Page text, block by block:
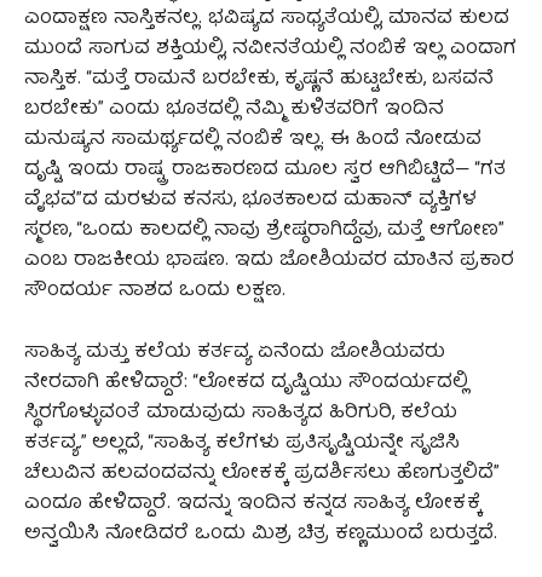
ಎಂದಾಕ್ಷಣ ನಾಸ್ತಿಕನಲ್ಲ. ಭವಿಷ್ಯದ ಸಾಧ್ಯತೆಯಲ್ಲಿ, ಮಾನವ ಕುಲದ
ಮುಂದೆ ಸಾಗುವ ಶಕ್ತಿಯಲ್ಲಿ, ನವೀನತೆಯಲ್ಲಿ ನಂಬಿಕೆ ಇಲ್ಲ ಎಂದಾಗ
ನಾಸ್ತಿಕ. “ಮತ್ತೆ ರಾಮನೆ ಬರಬೇಕು, ಕೃಷ್ಣನೆ ಹುಟ್ಟಬೇಕು, ಬಸವನೆ
ಬರಬೇಕು” ಎಂದು ಭೂತದಲ್ಲಿ ನೆಮ್ಮಿ ಕುಳಿತವರಿಗೆ ಇಂದಿನ
ಮನುಷ್ಯನ ಸಾಮರ್ಥ್ಯದಲ್ಲಿ ನಂಬಿಕೆ ಇಲ್ಲ. ಈ ಹಿಂದೆ ನೋಡುವ
ದೃಷ್ಟಿ ಇಂದು ರಾಷ್ಟ್ರ ರಾಜಕಾರಣದ ಮೂಲ ಸ್ವರ ಆಗಿಬಿಟ್ಟಿದೆ— “ಗತ
ವೈಭವ”ದ ಮರಳುವ ಕನಸು, ಭೂತಕಾಲದ ಮಹಾನ್ ವ್ಯಕ್ತಿಗಳ
ಸ್ಮರಣ, “ಒಂದು ಕಾಲದಲ್ಲಿ ನಾವು ಶ್ರೇಷ್ಠರಾಗಿದ್ದೆವು, ಮತ್ತೆ ಆಗೋಣ”
ಎಂಬ ರಾಜಕೀಯ ಭಾಷಣ. ಇದು ಜೋಶಿಯವರ ಮಾತಿನ ಪ್ರಕಾರ
ಸೌಂದರ್ಯ ನಾಶದ ಒಂದು ಲಕ್ಷಣ.
ಸಾಹಿತ್ಯ ಮತ್ತು ಕಲೆಯ ಕರ್ತವ್ಯ ಏನೆಂದು ಜೋಶಿಯವರು
ನೇರವಾಗಿ ಹೇಳಿದ್ದಾರೆ: “ಲೋಕದ ದೃಷ್ಟಿಯು ಸೌಂದರ್ಯದಲ್ಲಿ
ಸ್ಥಿರಗೊಳ್ಳುವಂತೆ ಮಾಡುವುದು ಸಾಹಿತ್ಯದ ಹಿರಿಗುರಿ, ಕಲೆಯ
ಕರ್ತವ್ಯ.” ಅಲ್ಲದೆ, “ಸಾಹಿತ್ಯ ಕಲೆಗಳು ಪ್ರತಿಸೃಷ್ಟಿಯನ್ನೇ ಸೃಜಿಸಿ
ಚೆಲುವಿನ ಹಲವಂದವನ್ನು ಲೋಕಕ್ಕೆ ಪ್ರದರ್ಶಿಸಲು ಹೆಣಗುತ್ತಲಿದೆ”
ಎಂದೂ ಹೇಳಿದ್ದಾರೆ. ಇದನ್ನು ಇಂದಿನ ಕನ್ನಡ ಸಾಹಿತ್ಯ ಲೋಕಕ್ಕೆ
ಅನ್ವಯಿಸಿ ನೋಡಿದರೆ ಒಂದು ಮಿಶ್ರ ಚಿತ್ರ ಕಣ್ಣಮುಂದೆ ಬರುತ್ತದೆ.